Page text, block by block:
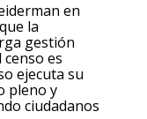
en
la
gestión
es
ejecuta su
pleno y
ciudadanos